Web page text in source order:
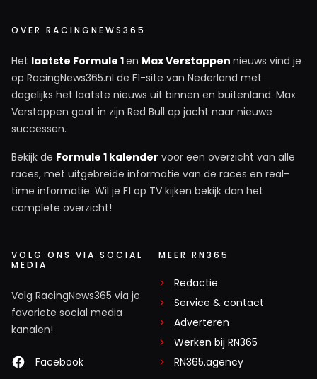
OVER RACINGNEWS365
Het laatste Formule 1en Max Verstappen nieuws vind je
op RacingNews365.nl de F1-site van Nederland met
dagelijks het laatste nieuws uit binnen en buitenland. Max
Verstappen gaat in zijn Red Bull op jacht naar nieuwe
successen.
Bekijk de Formule 1 kalender voor een overzicht van alle
races, met uitgebreide informatie van de races en real-
time informatie. Wil je F1 op TV kijken bekijk dan het
complete overzicht!
VOLG ONS VIA SOCIAL
MEDIA
Volg RacingNews365 via je
favoriete social media
kanalen!
Facebook
MEER RN365
Redactie
Service & contact
Adverteren
Werken bij RN365
RN365.agency